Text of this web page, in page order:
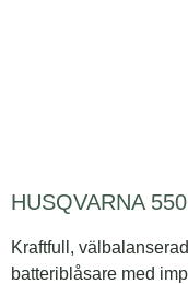
HUSQVARNA
Kraftfull,
batteriblåsare med